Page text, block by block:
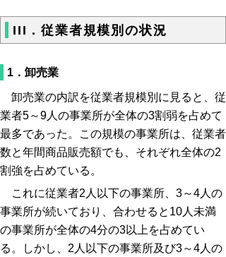
III．従業者規模別の状況
1．卸売業
卸売業の内訳を従業者規模別に見ると、従
業者5～9人の事業所が全体の3割弱を占めて
最多であった。この規模の事業所は、従業者
数と年間商品販売額でも、それぞれ全体の2
割強を占めている。
これに従業者2人以下の事業所、3～4人の
事業所が続いており、合わせると10人未満
の事業所が全体の4分の3以上を占めてい
る。しかし、2人以下の事業所及び3～4人の